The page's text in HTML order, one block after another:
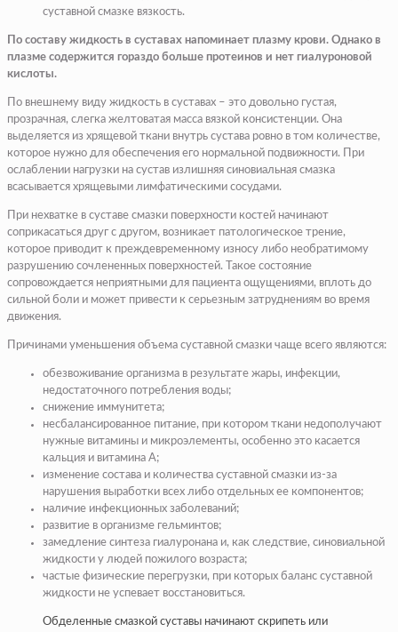
суставной смазке вязкость.
По составу жидкость в суставах напоминает плазму крови. Однако в
плазме содержится гораздо больше протеинов и нет гиалуроновой
кислоты.
По внешнему виду жидкость в суставах – это довольно густая,
прозрачная, слегка желтоватая масса вязкой консистенции. Она
выделяется из хрящевой ткани внутрь сустава ровно в том количестве,
которое нужно для обеспечения его нормальной подвижности. При
ослаблении нагрузки на сустав излишняя синовиальная смазка
всасывается хрящевыми лимфатическими сосудами.
При нехватке в суставе смазки поверхности костей начинают
соприкасаться друг с другом, возникает патологическое трение,
которое приводит к преждевременному износу либо необратимому
разрушению сочлененных поверхностей. Такое состояние
сопровождается неприятными для пациента ощущениями, вплоть до
сильной боли и может привести к серьезным затруднениям во время
движения.
Причинами уменьшения объема суставной смазки чаще всего являются:
обезвоживание организма в результате жары, инфекции,
недостаточного потребления воды;
снижение иммунитета;
несбалансированное питание, при котором ткани недополучают
нужные витамины и микроэлементы, особенно это касается
кальция и витамина А;
изменение состава и количества суставной смазки из-за
нарушения выработки всех либо отдельных ее компонентов;
наличие инфекционных заболеваний;
развитие в организме гельминтов;
замедление синтеза гиалуронана и, как следствие, синовиальной
жидкости у людей пожилого возраста;
частые физические перегрузки, при которых баланс суставной
жидкости не успевает восстановиться.
Обделенные смазкой суставы начинают скрипеть или